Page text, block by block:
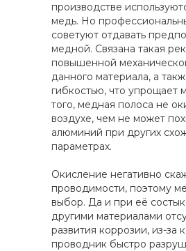
производстве
медь. Но
советуют отдавать
медной. Связана такая
повышенной
данного материала, а
гибкостью, что упрощает
того, медная полоса не
воздухе, чем не может
алюминий при других
параметрах.
Окисление негативно
проводимости, поэтому
выбор. Да и при её
другими материалами
развития коррозии, из-за
проводник быстро